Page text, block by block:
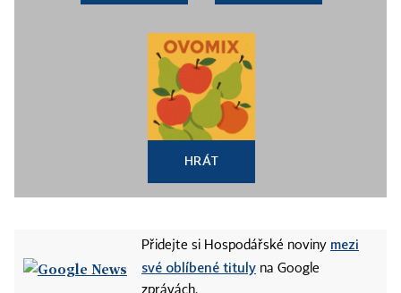
HRÁT
Přidejte si Hospodářské noviny mezi
své oblíbené tituly na Google
zprávách.